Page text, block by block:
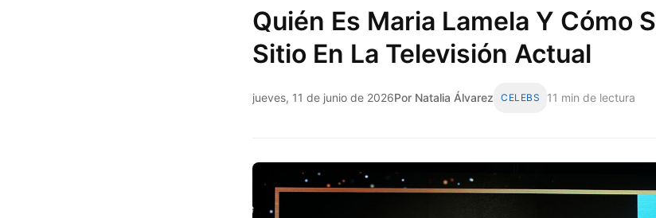
Quién Es Maria Lamela Y Cómo
Sitio En La Televisión Actual
jueves, 11 de junio de 2026Por Natalia Álvarez CELEBS 11 min de lectura